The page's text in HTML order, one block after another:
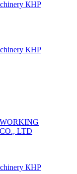
КНР
КНР
LTD
КНР